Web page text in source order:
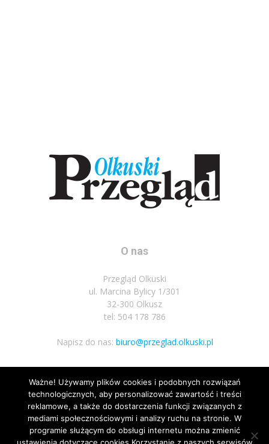
O nas
Przegląd Olkuski
ul. Marcina Bylicy 1/301
32-300 Olkusz
tel: 504 178 786
Napisz do nas: biuro@przeglad.olkuski.pl
Podążaj za nami
Ważne! Używamy plików cookies i podobnych rozwiązań
technologicznych, aby personalizować zawartość i treści
reklamowe, a także do dostarczenia funkcji związanych z
mediami społecznościowymi i analizy ruchu na stronie. W
programie służącym do obsługi internetu można zmienić